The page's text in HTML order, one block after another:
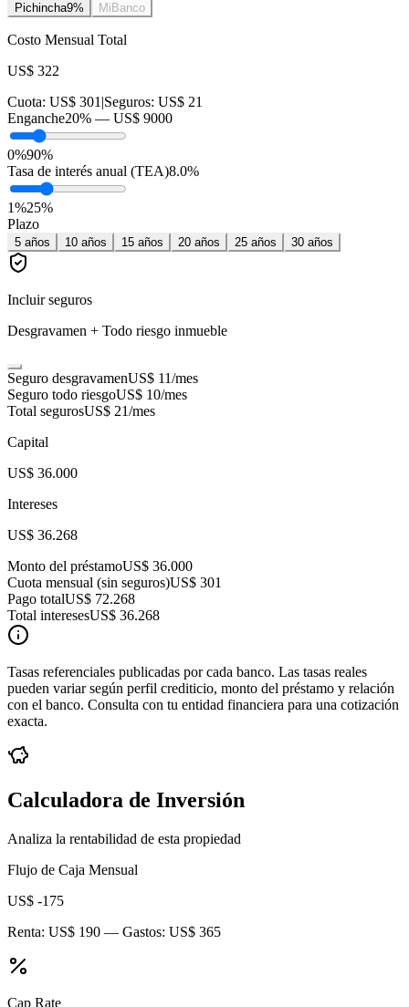
Pichincha9% MiBanco
Costo Mensual Total
US$ 322
Cuota: US$ 301 |Seguros: US$ 21
Enganche20% — US$ 9000
0%90%
Tasa de interés anual (TEA)8.0%
1%25%
Plazo
5 años 10 años 15 años 20 años 25 años 30 años
Incluir seguros
Desgravamen + Todo riesgo inmueble
Seguro desgravamenUS$ 11/mes
Seguro todo riesgoUS$ 10/mes
Total segurosUS$ 21/mes
Capital
US$ 36.000
Intereses
US$ 36.268
Monto del préstamoUS$ 36.000
Cuota mensual (sin seguros)US$ 301
Pago totalUS$ 72.268
Total interesesUS$ 36.268
Tasas referenciales publicadas por cada banco. Las tasas reales
pueden variar según perfil crediticio, monto del préstamo y relación
con el banco. Consulta con tu entidad financiera para una cotización
exacta.
Calculadora de Inversión
Analiza la rentabilidad de esta propiedad
Flujo de Caja Mensual
US$ -175
Renta: US$ 190 — Gastos: US$ 365
Cap Rate